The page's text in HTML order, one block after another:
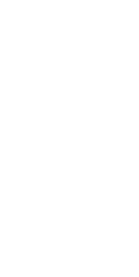
した。また機会ありまし
と思いました🙇‍♀️
りがとうございます。 品
ります🥰 また機会があり
す！